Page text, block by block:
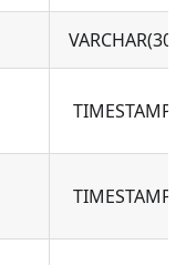
VARCHAR(30)
TIMESTAMP
TIMESTAMP